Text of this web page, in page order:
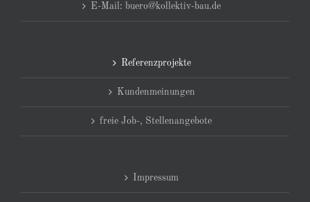
E-Mail: buero@kollektiv-bau.de
Referenzprojekte
Kundenmeinungen
freie Job-, Stellenangebote
Impressum